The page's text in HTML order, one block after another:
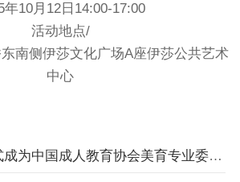
年10月12日14:00-17:00
活动地点/
南侧伊莎文化广场A座伊莎公共艺术
中心
中国成人教育协会美育专业委员会理事单位